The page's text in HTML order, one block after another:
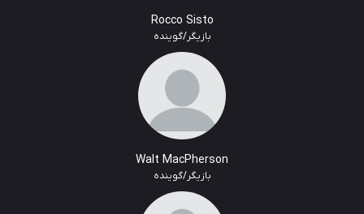
Rocco Sisto
بازیگر/گوینده
Walt MacPherson
بازیگر/گوینده